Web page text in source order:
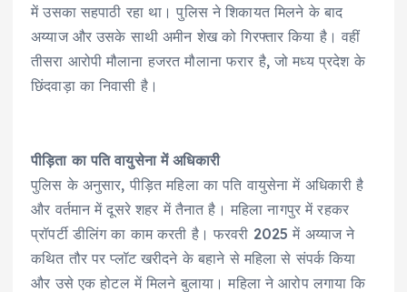
में उसका सहपाठी रहा था। पुलिस ने शिकायत मिलने के बाद
अय्याज और उसके साथी अमीन शेख को गिरफ्तार किया है। वहीं
तीसरा आरोपी मौलाना हजरत मौलाना फरार है, जो मध्य प्रदेश के
छिंदवाड़ा का निवासी है।
पीड़िता का पति वायुसेना में अधिकारी
पुलिस के अनुसार, पीड़ित महिला का पति वायुसेना में अधिकारी है
और वर्तमान में दूसरे शहर में तैनात है। महिला नागपुर में रहकर
प्रॉपर्टी डीलिंग का काम करती है। फरवरी 2025 में अय्याज ने
कथित तौर पर प्लॉट खरीदने के बहाने से महिला से संपर्क किया
और उसे एक होटल में मिलने बुलाया। महिला ने आरोप लगाया कि